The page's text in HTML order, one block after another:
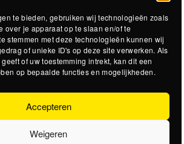
te bieden, gebruiken wij technologieën zoals
over je apparaat op te slaan en/of te
stemmen met deze technologieën kunnen wij
of unieke ID's op deze site verwerken. Als
of uw toestemming intrekt, kan dit een
op bepaalde functies en mogelijkheden.
Accepteren
Weigeren